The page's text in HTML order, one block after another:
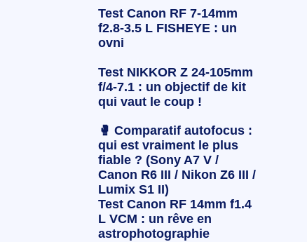
Test Canon RF 7-14mm
f2.8-3.5 L FISHEYE : un
ovni
Test NIKKOR Z 24-105mm
f/4-7.1 : un objectif de kit
qui vaut le coup !
🥊 Comparatif autofocus :
qui est vraiment le plus
fiable ? (Sony A7 V /
Canon R6 III / Nikon Z6 III /
Lumix S1 II)
Test Canon RF 14mm f1.4
L VCM : un rêve en
astrophotographie